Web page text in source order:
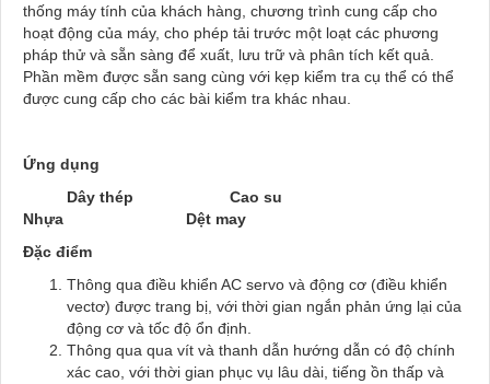
thống máy tính của khách hàng, chương trình cung cấp cho
hoạt động của máy, cho phép tải trước một loạt các phương
pháp thử và sẵn sàng để xuất, lưu trữ và phân tích kết quả.
Phần mềm được sẵn sang cùng với kẹp kiểm tra cụ thể có thể
được cung cấp cho các bài kiểm tra khác nhau.
Ứng dụng
Dây thép Cao su
Nhựa Dệt may
Đặc điểm
Thông qua điều khiển AC servo và động cơ (điều khiển
vectơ) được trang bị, với thời gian ngắn phản ứng lại của
động cơ và tốc độ ổn định.
Thông qua qua vít và thanh dẫn hướng dẫn có độ chính
xác cao, với thời gian phục vụ lâu dài, tiếng ồn thấp và